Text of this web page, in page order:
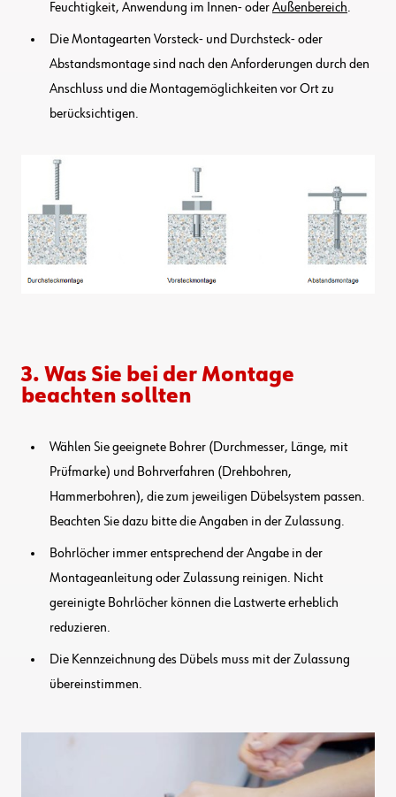
Feuchtigkeit, Anwendung im Innen- oderAußenbereich.
Die Montagearten Vorsteck- und Durchsteck- oder
Abstandsmontage sind nach den Anforderungen durch den
Anschluss und die Montagemöglichkeiten vor Ort zu
berücksichtigen.
3. Was Sie bei der Montage
beachten sollten
Wählen Sie geeignete Bohrer (Durchmesser, Länge, mit
Prüfmarke) und Bohrverfahren (Drehbohren,
Hammerbohren), die zum jeweiligen Dübelsystem passen.
Beachten Sie dazu bitte die Angaben in der Zulassung.
Bohrlöcher immer entsprechend der Angabe in der
Montageanleitung oder Zulassung reinigen. Nicht
gereinigte Bohrlöcher können die Lastwerte erheblich
reduzieren.
Die Kennzeichnung des Dübels muss mit der Zulassung
übereinstimmen.